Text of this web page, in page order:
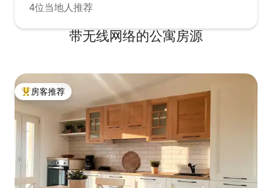
4位当地人推荐
带无线网络的公寓房源
热门「房客推荐」
房客推荐